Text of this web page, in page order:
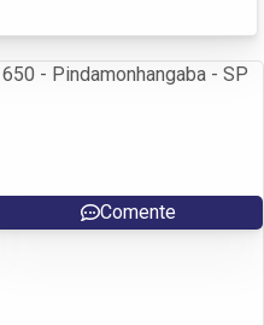
- Pindamonhangaba - SP
Comente